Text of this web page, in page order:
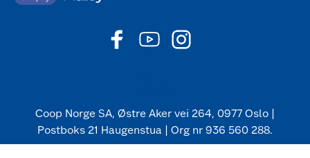
Coop Norge SA, Østre Aker vei 264, 0977 Oslo |
Postboks 21 Haugenstua | Org nr 936 560 288.